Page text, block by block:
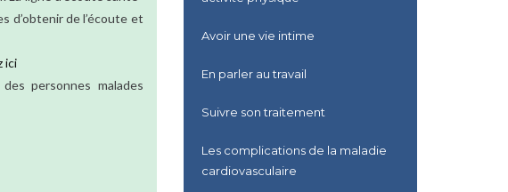
d’obtenir de l’écoute et
ici
personnes malades
Avoir une vie intime
En parler au travail
Suivre son traitement
Les complications de la maladie
cardiovasculaire